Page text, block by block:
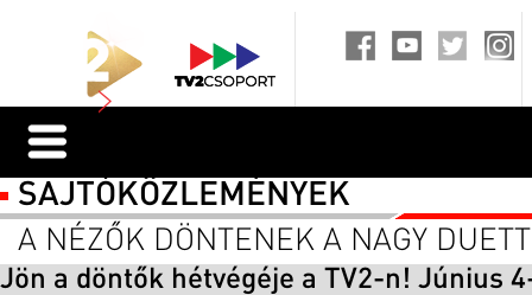
SAJTÓKÖZLEMÉNYEK
A NÉZŐK DÖNTENEK A NAGY
Jön a döntők hétvégéje a TV2-n! Június